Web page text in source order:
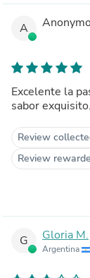
A
Excelente la
sabor
Review
Review
G Gloria M.
Argentina